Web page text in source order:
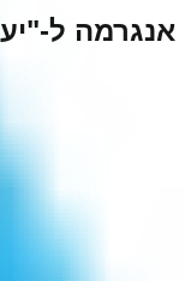
אנגרמה ל-"